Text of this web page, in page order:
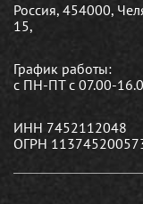
Россия, 454000,
15,
График работы:
с ПН-ПТ с 07.00-
ИНН 7452112048
ОГРН